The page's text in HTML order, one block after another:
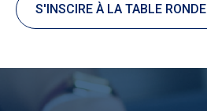
S'INSCIRE À LA TABLE RONDE